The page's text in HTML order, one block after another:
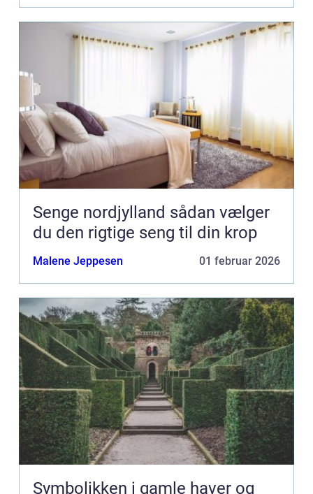
Senge nordjylland sådan vælger
du den rigtige seng til din krop
Malene Jeppesen 01 februar 2026
Symbolikken i gamle haver og